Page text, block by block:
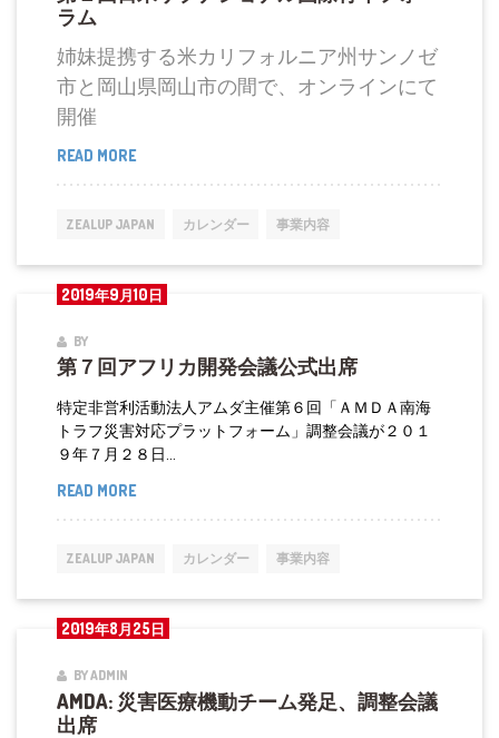
ラム
姉妹提携する米カリフォルニア州サンノゼ
市と岡山県岡山市の間で、オンラインにて
開催
READ MORE第
１
回
米
サ
ナ
シ
ョ
ナ
ル
国
際
年
フ
ー
ZEALUP JAPAN カレンダー 事業内容
2019年9月10日
BY
第７回アフリカ開発会議公式出席
特定非営利活動法人アムダ主催第６回「ＡＭＤＡ南海
トラフ災害対応プラットフォーム」調整会議が２０１
９年７月２８日...
READ MORE第
７
回
フ
リ
開
ZEALUP JAPAN カレンダー 事業内容
2019年8月25日
BY ADMIN
AMDA: 災害医療機動チーム発足、調整会議
出席